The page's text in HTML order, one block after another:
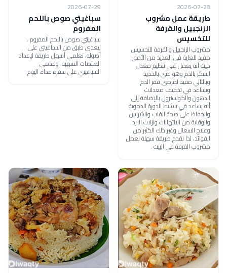
2026-07-28
طريقة عمل مشروب
الزنجبيل والقرفة
للتخسيس
مشروب الزنجبيل والقرفة للتخسيس
مفيد للغاية في العديد من الأمور
حيث أنه يعمل على تنظيم معدل
السكر بالدم وهو غني بالحديد
وبالتالي مفيد لمرضى فقر الدم
ويساعد في تخفيف معدلات
الدهون والكولسترول بالإضافة إلى
أنه يساعد في تنشيط الدورة الدموية
والحفاظ على صحة القلب والشرايين
والوقاية من الالتهابات ونزلات البرد
وعلاج السعال وغير ذلك الكثير من
الفوائد، لذا نقدم طريقة سهلة لعمل
مشروب القرفة في البيت .
2026-07-29
سباغيتي صوص باللحم
المفروم
سباغيتي صوص باللحم المفروم ..
لتعدي طبق من السباغيتي على
أصوله، تعلمي أسهل طريقة لإعداد
الصلصات الشهية، وقدمي
السباغيتي على سفرة غداء اليوم